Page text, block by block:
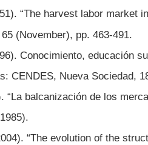
“The harvest labor market
(November), pp. 463-491.
Conocimiento, educación
CENDES, Nueva Sociedad,
“La balcanización de los
“The evolution of the